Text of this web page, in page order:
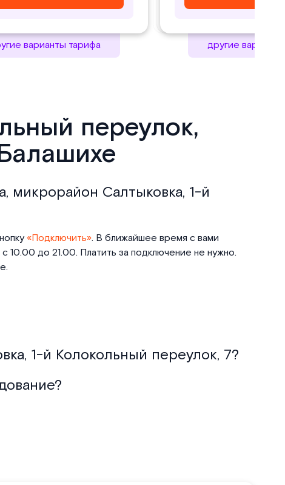
варианты тарифа другие
переулок,
микрорайон Салтыковка, 1-й
«Подключить». В ближайшее время с вами
10.00 до 21.00. Платить за подключение не нужно.
1-й Колокольный переулок, 7?